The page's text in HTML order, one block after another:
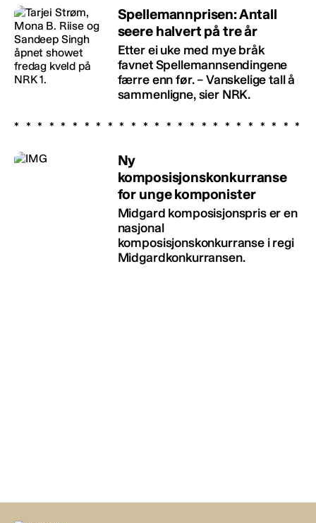
Spellemannprisen: Antall
seere halvert på tre år
Etter ei uke med mye bråk
favnet Spellemannsendingene
færre enn før. – Vanskelige tall å
sammenligne, sier NRK.
Ny
komposisjonskonkurranse
for unge komponister
Midgard komposisjonspris er en
nasjonal
komposisjonskonkurranse i regi
Midgardkonkurransen.